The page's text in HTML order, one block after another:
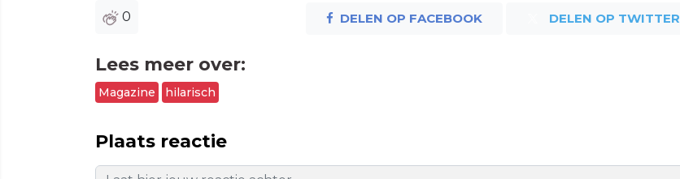
0 DELEN OP FACEBOOK DELEN OP TWITTER
Lees meer over:
Magazine hilarisch
Plaats reactie